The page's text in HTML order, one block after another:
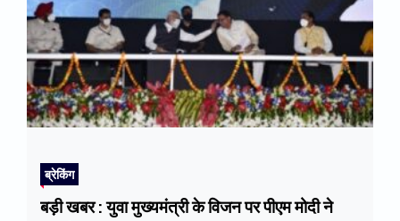
ब्रेकिंग
बड़ी खबर : युवा मुख्यमंत्री के विजन पर पीएम मोदी ने